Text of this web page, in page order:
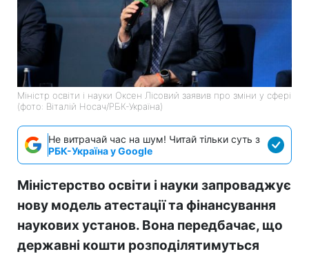
Міністр освіти і науки Оксен Лісовий заявив про зміни у сфері
(фото: Віталій Носач/РБК-Україна)
Не витрачай час на шум! Читай тільки суть з
РБК-Україна у Google
Міністерство освіти і науки запроваджує
нову модель атестації та фінансування
наукових установ. Вона передбачає, що
державні кошти розподілятимуться